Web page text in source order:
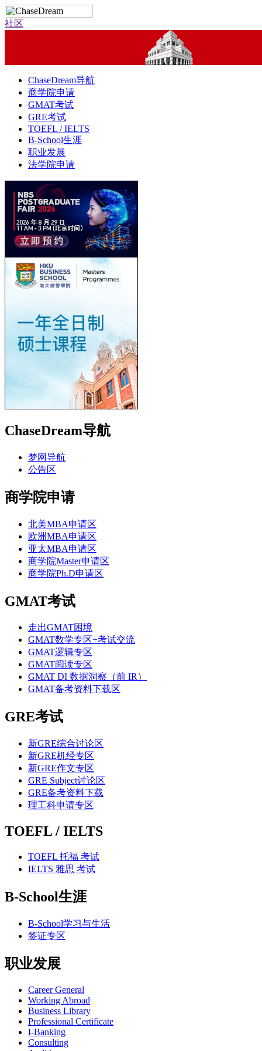
社区
ChaseDream导航
商学院申请
GMAT考试
GRE考试
TOEFL / IELTS
B-School生涯
职业发展
法学院申请
ChaseDream导航
梦网导航
公告区
商学院申请
北美MBA申请区
欧洲MBA申请区
亚太MBA申请区
商学院Master申请区
商学院Ph.D申请区
GMAT考试
走出GMAT困境
GMAT数学专区+考试交流
GMAT逻辑专区
GMAT阅读专区
GMAT DI 数据洞察（前 IR）
GMAT备考资料下载区
GRE考试
新GRE综合讨论区
新GRE机经专区
新GRE作文专区
GRE Subject讨论区
GRE备考资料下载
理工科申请专区
TOEFL / IELTS
TOEFL 托福 考试
IELTS 雅思 考试
B-School生涯
B-School学习与生活
签证专区
职业发展
Career General
Working Abroad
Business Library
Professional Certificate
I-Banking
Consulting